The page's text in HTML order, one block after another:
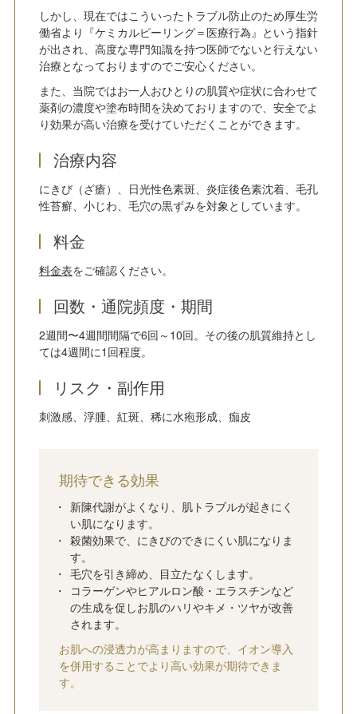
しかし、現在ではこういったトラブル防止のため厚生労
働省より『ケミカルピーリング＝医療行為』という指針
が出され、高度な専門知識を持つ医師でないと行えない
治療となっておりますのでご安心ください。
また、当院ではお一人おひとりの肌質や症状に合わせて
薬剤の濃度や塗布時間を決めておりますので、安全でよ
り効果が高い治療を受けていただくことができます。
治療内容
にきび（ざ瘡）、日光性色素斑、炎症後色素沈着、毛孔
性苔癬、小じわ、毛穴の黒ずみを対象としています。
料金
料金表をご確認ください。
回数・通院頻度・期間
2週間〜4週間間隔で6回～10回。その後の肌質維持とし
ては4週間に1回程度。
リスク・副作用
刺激感、浮腫、紅斑、稀に水疱形成、痂皮
期待できる効果
新陳代謝がよくなり、肌トラブルが起きにく
い肌になります。
殺菌効果で、にきびのできにくい肌になりま
す。
毛穴を引き締め、目立たなくします。
コラーゲンやヒアルロン酸・エラスチンなど
の生成を促しお肌のハリやキメ・ツヤが改善
されます。
お肌への浸透力が高まりますので、イオン導入
を併用することでより高い効果が期待できま
す。